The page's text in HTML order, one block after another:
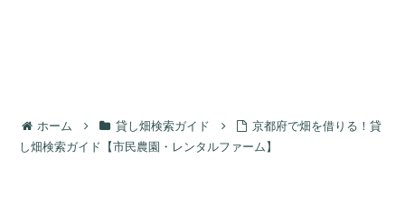
ホーム 貸し畑検索ガイド
京都府で畑を借りる！貸
し畑検索ガイド【市民農園・レンタルファーム】